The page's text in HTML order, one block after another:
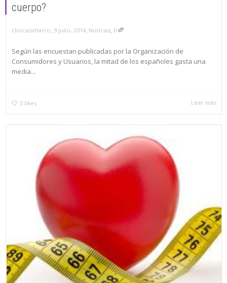
cuerpo?
clinicasimarro, 9 julio, 2014, Noticias, 0
Según las encuestan publicadas por la Organización de
Consumidores y Usuarios, la mitad de los españoles gasta una
media...
0 likes Leer más